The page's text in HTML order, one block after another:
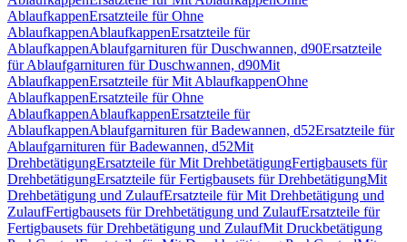
AblaufkappenErsatzteile für Ohne
AblaufkappenAblaufkappenErsatzteile für
AblaufkappenAblaufgarnituren für Duschwannen, d90Ersatzteile
für Ablaufgarnituren für Duschwannen, d90Mit
AblaufkappenErsatzteile für Mit AblaufkappenOhne
AblaufkappenErsatzteile für Ohne
AblaufkappenAblaufkappenErsatzteile für
AblaufkappenAblaufgarnituren für Badewannen, d52Ersatzteile für
Ablaufgarnituren für Badewannen, d52Mit
DrehbetätigungErsatzteile für Mit DrehbetätigungFertigbausets für
DrehbetätigungErsatzteile für Fertigbausets für DrehbetätigungMit
Drehbetätigung und ZulaufErsatzteile für Mit Drehbetätigung und
ZulaufFertigbausets für Drehbetätigung und ZulaufErsatzteile für
Fertigbausets für Drehbetätigung und ZulaufMit Druckbetätigung